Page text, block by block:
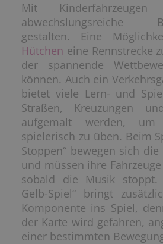
Mit
abwechslungsreiche
gestalten. Eine
Hütchen eine Rennstrecke
der spannende
können. Auch ein
bietet viele Lern- und
Straßen, Kreuzungen
aufgemalt werden, um
spielerisch zu üben. Beim
Stoppen“ bewegen sich
und müssen ihre
sobald die Musik stoppt.
Gelb-Spiel“ bringt
Komponente ins Spiel,
der Karte wird gefahren,
einer bestimmten